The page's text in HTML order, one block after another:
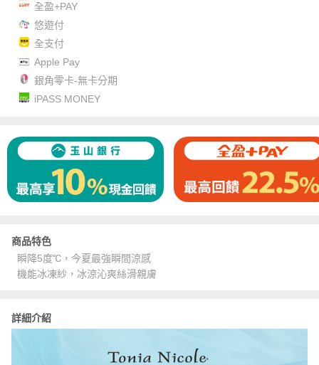
全盈+PAY
悠遊付
全支付
Apple Pay
銀角零卡-無卡分期
iPASS MONEY
商品特色
瞬降5度℃，今夏最強瞬間涼感
機能冰凍紗，冰涼沁爽絲滑親膚
詳細介紹